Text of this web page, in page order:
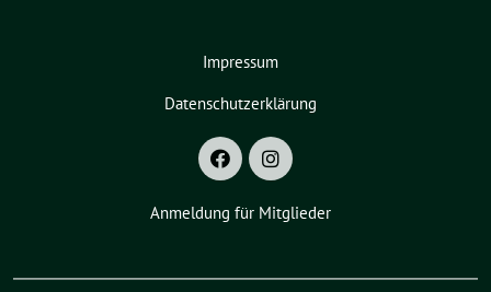
Impressum
Datenschutzerklärung
Anmeldung für Mitglieder